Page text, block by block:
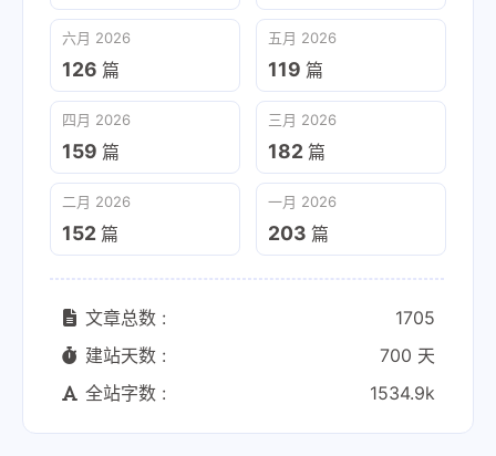
六月 2026
126 篇
五月 2026
119 篇
四月 2026
159 篇
三月 2026
182 篇
二月 2026
152 篇
一月 2026
203 篇
文章总数 :
1705
建站天数 :
700 天
全站字数 :
1534.9k